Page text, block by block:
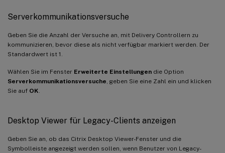
Serverkommunikationsversuche
Geben Sie die Anzahl der Versuche an, mit Delivery Controllern zu
kommunizieren, bevor diese als nicht verfügbar markiert werden. Der
Standardwert ist 1.
Wählen Sie im Fenster Erweiterte Einstellungen die Option
Serverkommunikationsversuche, geben Sie eine Zahl ein und klicken
Sie auf OK.
Desktop Viewer für Legacy-Clients anzeigen
Geben Sie an, ob das Citrix Desktop Viewer-Fenster und die
Symbolleiste angezeigt werden sollen, wenn Benutzer von Legacy-